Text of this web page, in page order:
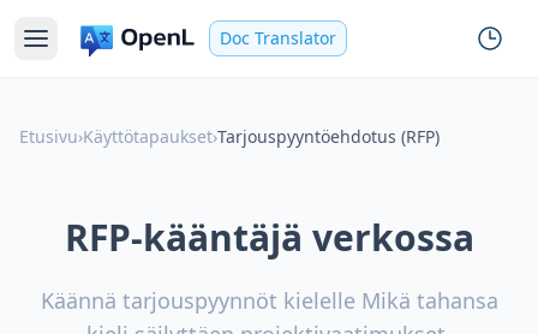
Doc Translator
Etusivu›Käyttötapaukset›Tarjouspyyntöehdotus (RFP)
RFP-kääntäjä verkossa
Käännä tarjouspyynnöt kielelle Mikä tahansa